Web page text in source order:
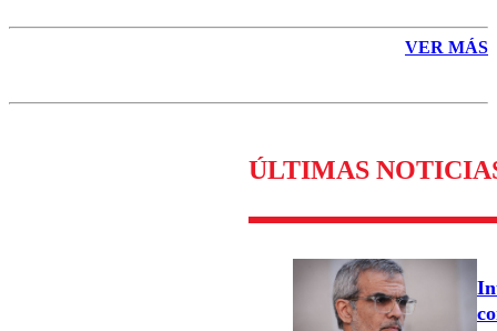
VER MÁS
ÚLTIMAS